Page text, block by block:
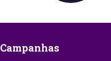
Campanhas